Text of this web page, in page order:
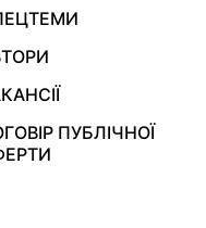
ПУБЛІЧНОЇ